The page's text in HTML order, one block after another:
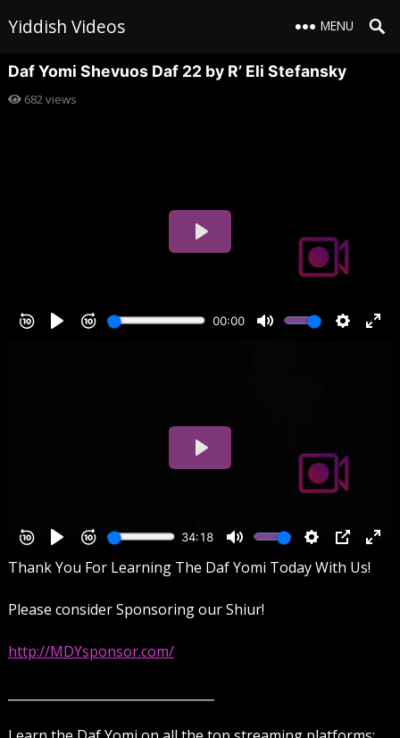
Yiddish Videos MENU
Daf Yomi Shevuos Daf 22 by R’ Eli Stefansky
682views
Thank You For Learning The Daf Yomi Today With Us!
Please consider Sponsoring our Shiur!
http://MDYsponsor.com/